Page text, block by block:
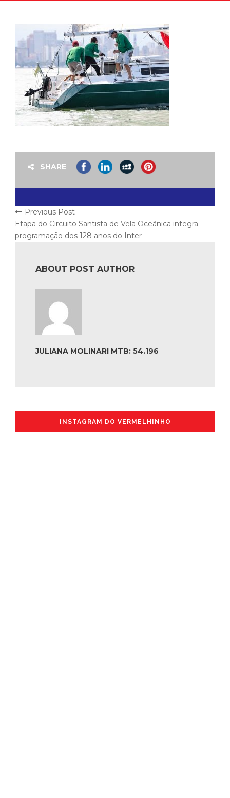
SHARE
Previous Post
Etapa do Circuito Santista de Vela Oceânica integra
programação dos 128 anos do Inter
ABOUT POST AUTHOR
JULIANA MOLINARI MTB: 54.196
INSTAGRAM DO VERMELHINHO